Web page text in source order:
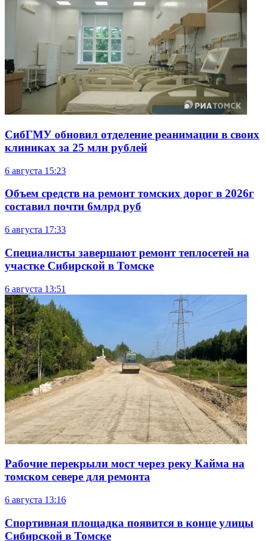
СибГМУ обновил отделение реанимации в своих
клиниках за 25 млн рублей
6 августа 15:23
Объем средств на ремонт томских дорог в 2026г
составил почти 6млрд руб
6 августа 17:33
Специалисты завершают ремонт теплосетей на
участке Сибирской в Томске
6 августа 13:51
Рабочие перекрыли мост через реку Кайма на
томском севере для ремонта
6 августа 13:16
Спортивная площадка появится в конце улицы
Сибирской в Томске